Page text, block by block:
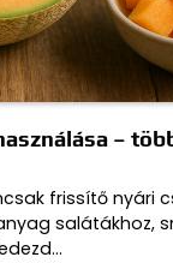
–
frissítő nyári
salátákhoz,